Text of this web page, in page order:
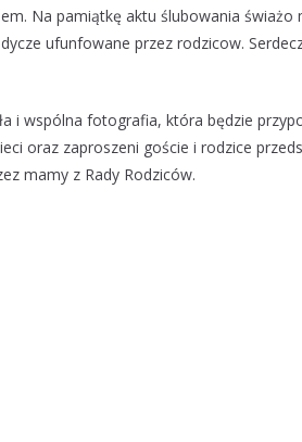
Na pamiątkę aktu ślubowania
ufunfowane przez rodzicow.
i wspólna fotografia, która będzie
oraz zaproszeni goście i rodzice
mamy z Rady Rodziców.